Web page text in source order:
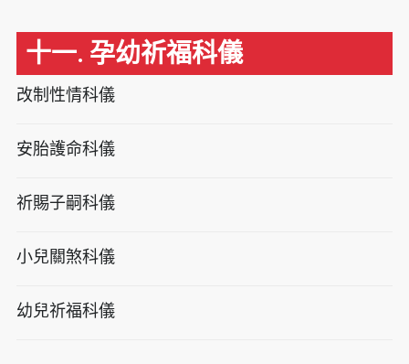
十一. 孕幼祈福科儀
改制性情科儀
安胎護命科儀
祈賜子嗣科儀
小兒關煞科儀
幼兒祈福科儀